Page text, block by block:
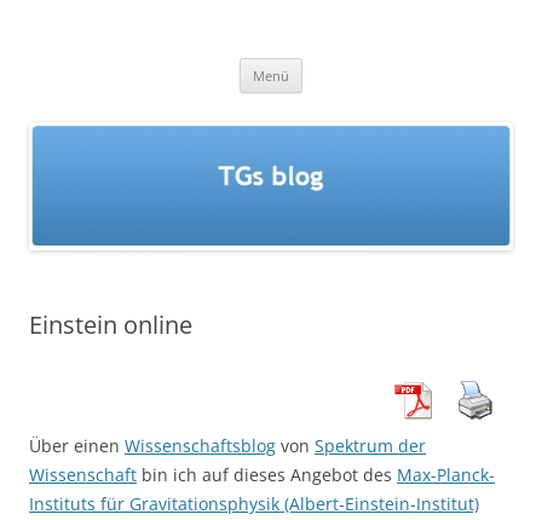
Menü
Einstein online
Über einen Wissenschaftsblog von Spektrum der
Wissenschaft bin ich auf dieses Angebot des Max-Planck-
Instituts für Gravitationsphysik (Albert-Einstein-Institut)